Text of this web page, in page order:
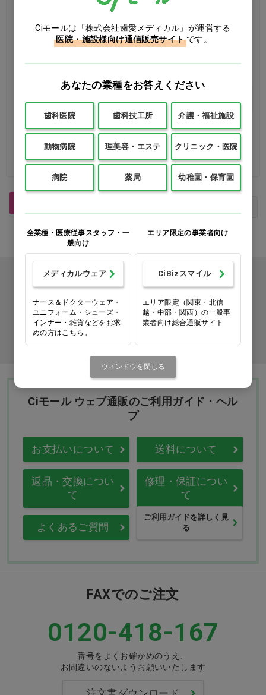
不織布ガーゼ 20×20cm…他
1パック(200枚)
25×25cm
15×15cm
20×20cm
バリエーションを見
る
Good Choice 10mガーゼ
1パック
カタログをご利用のお客様
カタログ請求
商品コード入力でクイックオーダー
Ciモール ウェブ通販のご利用ガイド・ヘル
プ
お支払いについて 送料について
返品・交換につい
て
修理・保証につい
て
よくあるご質問
ご利用ガイドを詳しく見
る
FAXでのご注文
0120-418-167
番号をよくお確かめのうえ、
お間違いのないようお願いいたします
Ciモールは「株式会社歯愛メディカル」が運営する
医院・施設様向け通信販売サイト です。
あなたの業種をお答えください
歯科医院 歯科技工所 介護・福祉施設
動物病院 理美容・エステ クリニック・医院
病院 薬局 幼稚園・保育園
全業種・医療従事スタッフ・一
般向け
メディカルウェア
ナース＆ドクターウェア・
ユニフォーム・シューズ・
インナー・雑貨などをお求
めの方はこちら。
エリア限定の事業者向け
CiBizスマイル
エリア限定（関東・北信
越・中部・関西）の一般事
業者向け総合通販サイト
ウィンドウを閉じる